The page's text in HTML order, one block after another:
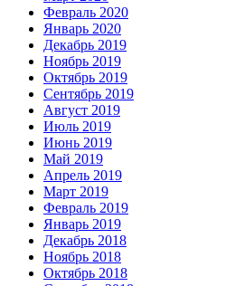
Февраль 2020
Январь 2020
Декабрь 2019
Ноябрь 2019
Октябрь 2019
Сентябрь 2019
Август 2019
Июль 2019
Июнь 2019
Май 2019
Апрель 2019
Март 2019
Февраль 2019
Январь 2019
Декабрь 2018
Ноябрь 2018
Октябрь 2018